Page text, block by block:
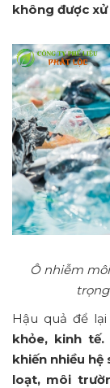
không được
Ô nhiễm
Hậu quả để
khỏe, kinh
khiến nhiều
loạt, môi